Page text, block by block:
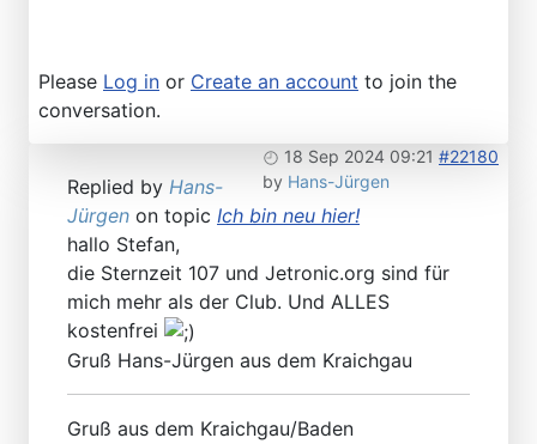
Please Log in or Create an account to join the
conversation.
18 Sep 2024 09:21 #22180
by Hans-Jürgen
Replied by Hans-
Jürgen on topic Ich bin neu hier!
hallo Stefan,
die Sternzeit 107 und Jetronic.org sind für
mich mehr als der Club. Und ALLES
kostenfrei
Gruß Hans-Jürgen aus dem Kraichgau
Gruß aus dem Kraichgau/Baden